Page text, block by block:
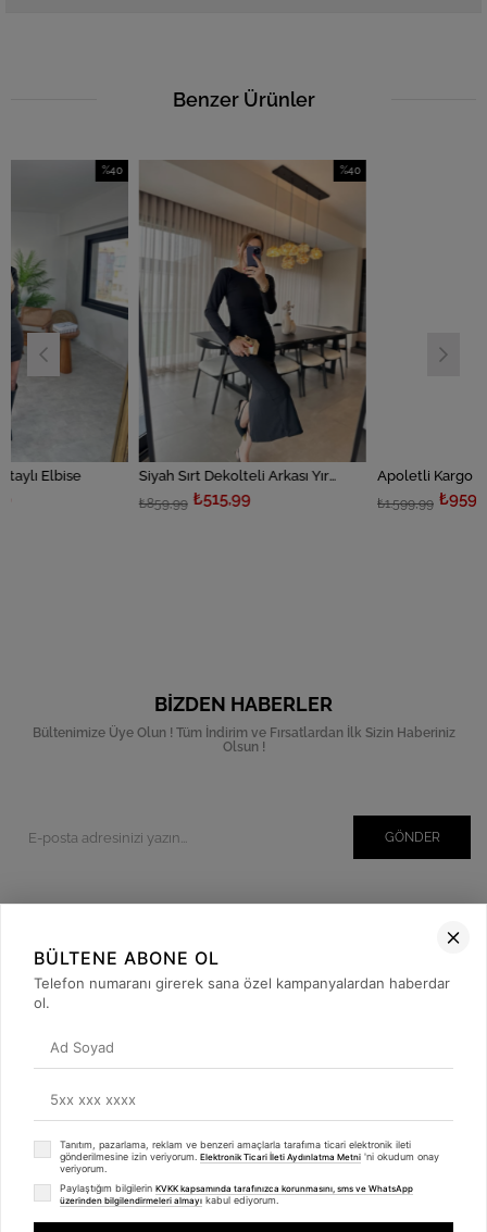
Benzer Ürünler
Siyah Sırt Dekolteli Arkası Yırtmaçlı Elbise
₺515,99
%40
%40İndirim
Apoletli Kargo Cepli Elbise
₺959,99
BIZDEN HABERLER
Bültenimize Üye Olun ! Tüm İndirim ve Fırsatlardan İlk Sizin Haberiniz
Olsun !
GÖNDER
Müşteri İlişkileri
Yardım
Kargo Takibi
BÜLTENE ABONE OL
Telefon numaranı girerek sana özel kampanyalardan haberdar
ol.
Tanıtım, pazarlama, reklam ve benzeri amaçlarla tarafıma ticari elektronik ileti
gönderilmesine izin veriyorum. Elektronik Ticari İleti Aydınlatma Metni 'ni okudum onay
veriyorum.
Paylaştığım bilgilerin KVKK kapsamında tarafınızca korunmasını, sms ve WhatsApp
üzerinden bilgilendirmeleri almayı kabul ediyorum.